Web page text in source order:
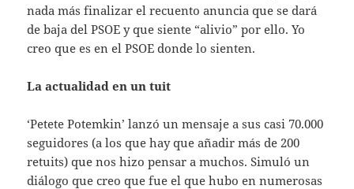
nada más finalizar el recuento anuncia que se dará
de baja del PSOE y que siente “alivio” por ello. Yo
creo que es en el PSOE donde lo sienten.
La actualidad en un tuit
‘Petete Potemkin’ lanzó un mensaje a sus casi 70.000
seguidores (a los que hay que añadir más de 200
retuits) que nos hizo pensar a muchos. Simuló un
diálogo que creo que fue el que hubo en numerosas